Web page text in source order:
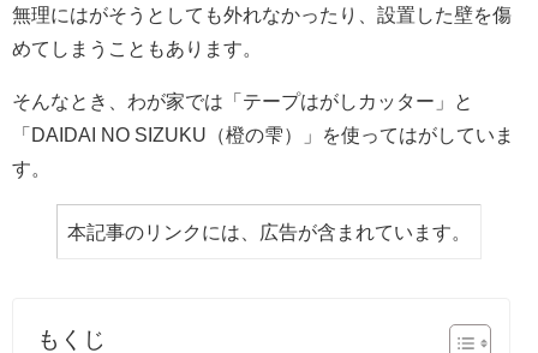
無理にはがそうとしても外れなかったり、設置した壁を傷
めてしまうこともあります。
そんなとき、わが家では「テープはがしカッター」と
「DAIDAI NO SIZUKU（橙の雫）」を使ってはがしていま
す。
本記事のリンクには、広告が含まれています。
もくじ